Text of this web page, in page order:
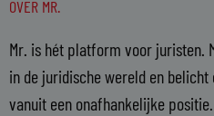
OVER MR.
Mr. is hét platform voor juristen.
in de juridische wereld en
vanuit een onafhankelijke